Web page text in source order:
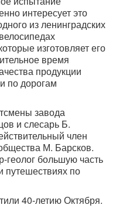
интересует это
из ленинградских
изготовляет его
время
продукции
по дорогам
завода
и слесарь Б.
член
М. Барсков.
геолог большую часть
путешествиях по
40-летию Октября.